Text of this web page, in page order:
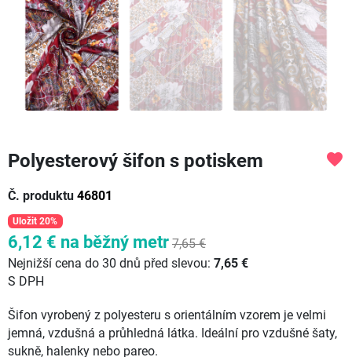
Polyesterový šifon s potiskem
Č. produktu 46801
favorite
Uložit 20%
6,12 € na běžný metr 7,65 €
Nejnižší cena do 30 dnů před slevou: 7,65 €
S DPH
Šifon vyrobený z polyesteru s orientálním vzorem je velmi
jemná, vzdušná a průhledná látka. Ideální pro vzdušné šaty,
sukně, halenky nebo pareo.